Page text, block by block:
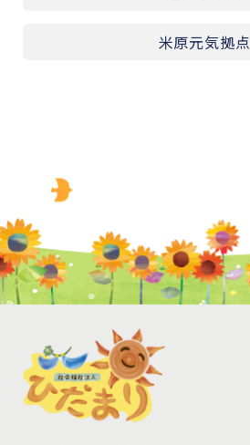
米原元気拠点